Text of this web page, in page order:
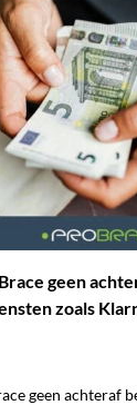
geen
zoals
geen achteraf